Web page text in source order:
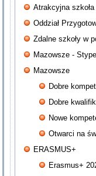
Atrakcyjna szkoła
Oddział
Zdalne szkoły w
Mazowsze -
Mazowsze
Dobre
Dobre
Nowe
Otwarci na
ERASMUS+
Erasmus+